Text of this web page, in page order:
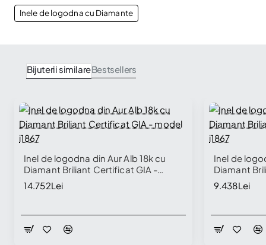
Inele de logodna cu Diamante
Bijuterii similareBestsellers
Inel de logodna din Aur Alb 18k cu
Diamant Briliant Certificat GIA -
model i1867
14.752Lei
Inel de
Diamant
model i1867
9.438Lei